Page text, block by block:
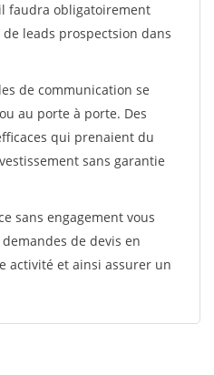
faudra obligatoirement
leads prospectsion dans
de communication se
au porte à porte. Des
qui prenaient du
sans garantie
sans engagement vous
de devis en
activité et ainsi assurer un